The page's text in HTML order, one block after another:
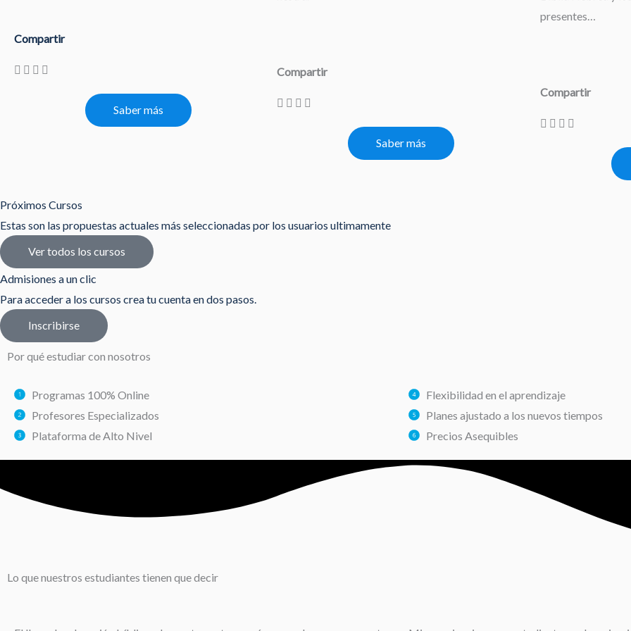
Compartir
Saber más
Compartir
Saber más
presentes…
Compartir
Próximos Cursos
Estas son las propuestas actuales más seleccionadas por los usuarios ultimamente
Ver todos los cursos
Admisiones a un clic
Para acceder a los cursos crea tu cuenta en dos pasos.
Inscribirse
Por qué estudiar con nosotros
Programas 100% Online
Profesores Especializados
Plataforma de Alto Nivel
Flexibilidad en el aprendizaje
Planes ajustado a los nuevos tiempos
Precios Asequibles
Lo que nuestros estudiantes tienen que decir